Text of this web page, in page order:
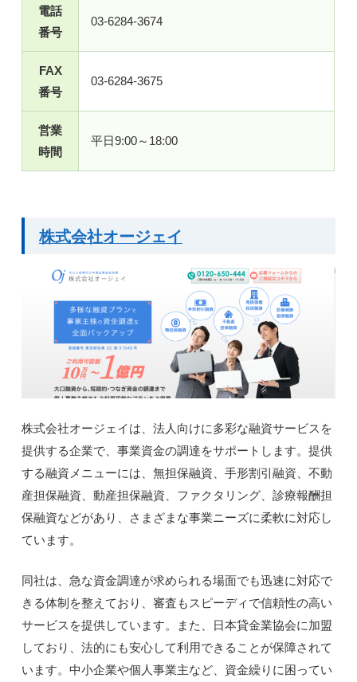
電話
番号
03-6284-3674
FAX
番号
03-6284-3675
営業
時間
平日9:00～18:00
株式会社オージェイ
株式会社オージェイは、法人向けに多彩な融資サービスを
提供する企業で、事業資金の調達をサポートします。提供
する融資メニューには、無担保融資、手形割引融資、不動
産担保融資、動産担保融資、ファクタリング、診療報酬担
保融資などがあり、さまざまな事業ニーズに柔軟に対応し
ています。
同社は、急な資金調達が求められる場面でも迅速に対応で
きる体制を整えており、審査もスピーディで信頼性の高い
サービスを提供しています。また、日本貸金業協会に加盟
しており、法的にも安心して利用できることが保障されて
います。中小企業や個人事業主など、資金繰りに困ってい